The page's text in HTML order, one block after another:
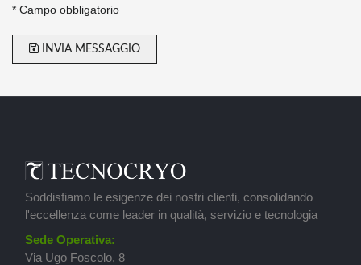
* Campo obbligatorio
INVIA MESSAGGIO
Soddisfiamo le esigenze dei nostri clienti, consolidando
l'eccellenza come leader in qualità, servizio e tecnologia
Sede Operativa:
Via Ugo Foscolo, 8